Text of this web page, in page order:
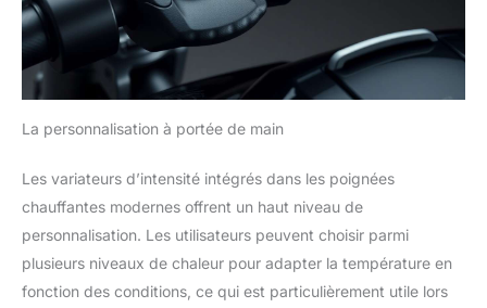
La personnalisation à portée de main
Les variateurs d’intensité intégrés dans les poignées
chauffantes modernes offrent un haut niveau de
personnalisation. Les utilisateurs peuvent choisir parmi
plusieurs niveaux de chaleur pour adapter la température en
fonction des conditions, ce qui est particulièrement utile lors